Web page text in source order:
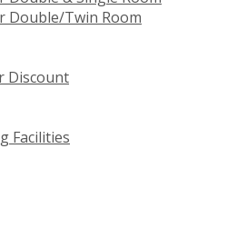
Double/Twin Room
Discount
Facilities